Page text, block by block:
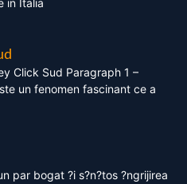
in Italia
Click Sud Paragraph 1 –
un fenomen fascinant ce a
par bogat ?i s?n?tos ?ngrijirea